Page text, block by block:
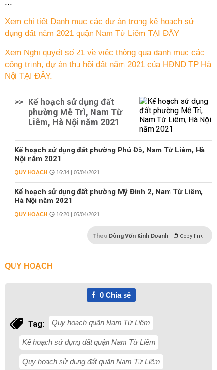
...
Xem chi tiết Danh mục các dự án trong kế hoạch sử
dụng đất năm 2021 quận Nam Từ Liêm TẠI ĐÂY
Xem Nghị quyết số 21 về việc thông qua danh mục các
công trình, dự án thu hồi đất năm 2021 của HĐND TP Hà
Nội TẠI ĐÂY.
>> Kế hoạch sử dụng đất
phường Mễ Trì, Nam Từ
Liêm, Hà Nội năm 2021
Kế hoạch sử dụng đất phường Phú Đô, Nam Từ Liêm, Hà
Nội năm 2021
QUY HOẠCH 16:34 | 05/04/2021
Kế hoạch sử dụng đất phường Mỹ Đình 2, Nam Từ Liêm,
Hà Nội năm 2021
QUY HOẠCH 16:20 | 05/04/2021
Theo Dòng Vốn Kinh Doanh Copy link
QUY HOẠCH
0Chia sẻ
Tag: Quy hoạch quận Nam Từ Liêm
Kế hoạch sử dụng đất quận Nam Từ Liêm
Quy hoạch sử dụng đất quận Nam Từ Liêm